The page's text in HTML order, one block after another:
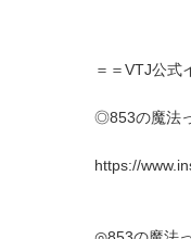
＝＝VTJ公式
◎853の魔法
https://